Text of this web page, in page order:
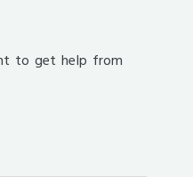
to get help from